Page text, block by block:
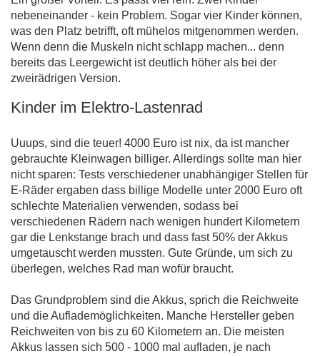
nebeneinander - kein Problem. Sogar vier Kinder können,
was den Platz betrifft, oft mühelos mitgenommen werden.
Wenn denn die Muskeln nicht schlapp machen... denn
bereits das Leergewicht ist deutlich höher als bei der
zweirädrigen Version.
Kinder im Elektro-Lastenrad
Uuups, sind die teuer! 4000 Euro ist nix, da ist mancher
gebrauchte Kleinwagen billiger. Allerdings sollte man hier
nicht sparen: Tests verschiedener unabhängiger Stellen für
E-Räder ergaben dass billige Modelle unter 2000 Euro oft
schlechte Materialien verwenden, sodass bei
verschiedenen Rädern nach wenigen hundert Kilometern
gar die Lenkstange brach und dass fast 50% der Akkus
umgetauscht werden mussten. Gute Gründe, um sich zu
überlegen, welches Rad man wofür braucht.
Das Grundproblem sind die Akkus, sprich die Reichweite
und die Auflademöglichkeiten. Manche Hersteller geben
Reichweiten von bis zu 60 Kilometern an. Die meisten
Akkus lassen sich 500 - 1000 mal aufladen, je nach